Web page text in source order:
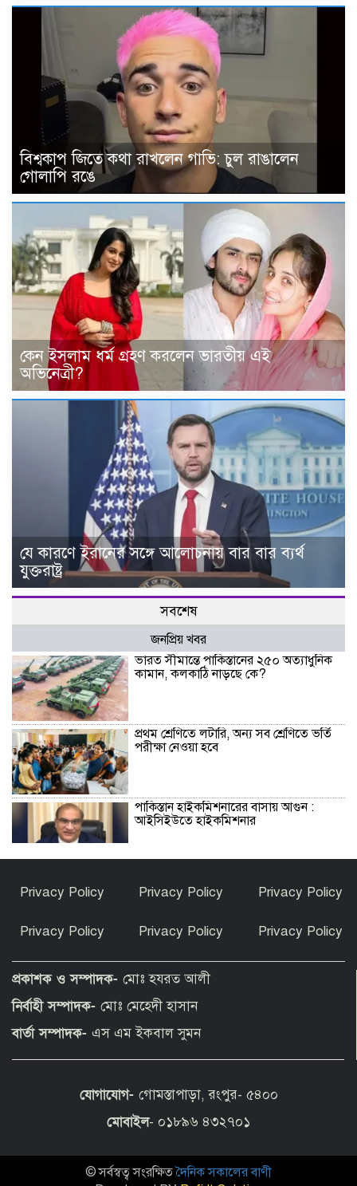
বিশ্বকাপ জিতে কথা রাখলেন গাভি: চুল রাঙালেন
গোলাপি রঙে
কেন ইসলাম ধর্ম গ্রহণ করলেন ভারতীয় এই
অভিনেত্রী?
যে কারণে ইরানের সঙ্গে আলোচনায় বার বার ব্যর্থ
যুক্তরাষ্ট্র
সবশেষ
জনপ্রিয় খবর
ভারত সীমান্তে পাকিস্তানের ২৫০ অত্যাধুনিক
কামান, কলকাঠি নাড়ছে কে?
প্রথম শ্রেণিতে লটারি, অন্য সব শ্রেণিতে ভর্তি
পরীক্ষা নেওয়া হবে
পাকিস্তান হাইকমিশনারের বাসায় আগুন :
আইসিইউতে হাইকমিশনার
রাঙালেন গোলাপি রঙে
কেন ইসলাম ধর্ম গ্রহণ করলেন ভারতীয় এই
অভিনেত্রী?
পীরগাছায় বাংলাদেশ বুলেটিনের ৯ম বর্ষপূর্তি
উদযাপন
ফুলছড়িতে গাঁজাসহ ৩ জনের কারাদণ্ড
Privacy Policy Privacy Policy Privacy Policy
Privacy Policy Privacy Policy Privacy Policy
প্রকাশক ও সম্পাদক- মোঃ হযরত আলী
নির্বাহী সম্পাদক- মোঃ মেহেদী হাসান
বার্তা সম্পাদক- এস এম ইকবাল সুমন
যোগাযোগ- গোমস্তাপাড়া, রংপুর- ৫৪০০
মোবাইল- ০১৮৯৬ ৪৩২৭০১
© সর্বস্বত্ব সংরক্ষিতদৈনিক সকালের বাণী